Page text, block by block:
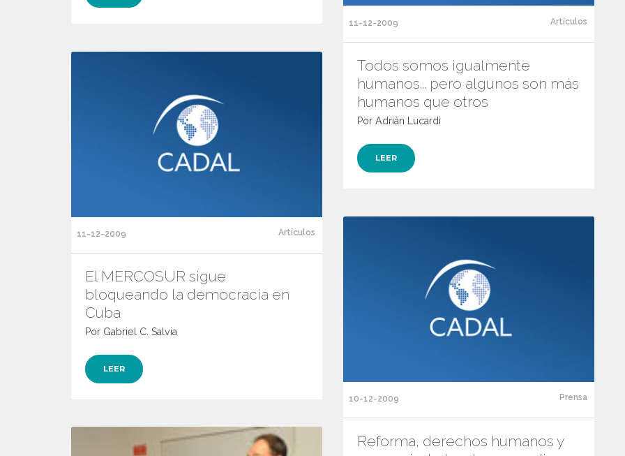
11-12-2009 Artículos
Todos somos igualmente
humanos... pero algunos son más
humanos que otros
Por Adrián Lucardi
LEER
11-12-2009 Artículos
El MERCOSUR sigue
bloqueando la democracia en
Cuba
Por Gabriel C. Salvia
LEER
10-12-2009 Prensa
Reforma, derechos humanos y